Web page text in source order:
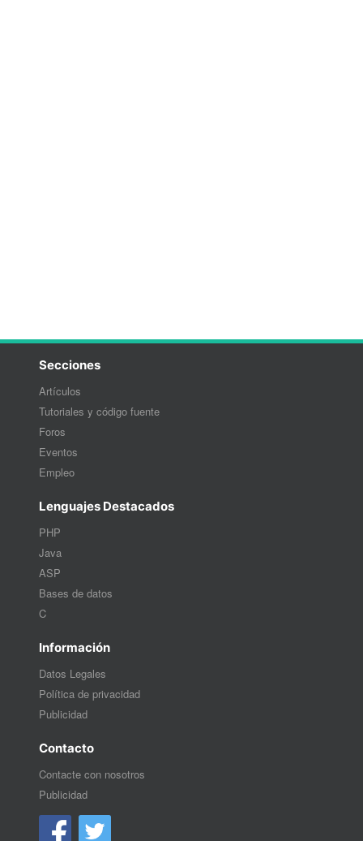
Secciones
Artículos
Tutoriales y código fuente
Foros
Eventos
Empleo
Lenguajes Destacados
PHP
Java
ASP
Bases de datos
C
Información
Datos Legales
Política de privacidad
Publicidad
Contacto
Contacte con nosotros
Publicidad